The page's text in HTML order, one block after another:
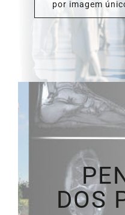
por imagem
DOS